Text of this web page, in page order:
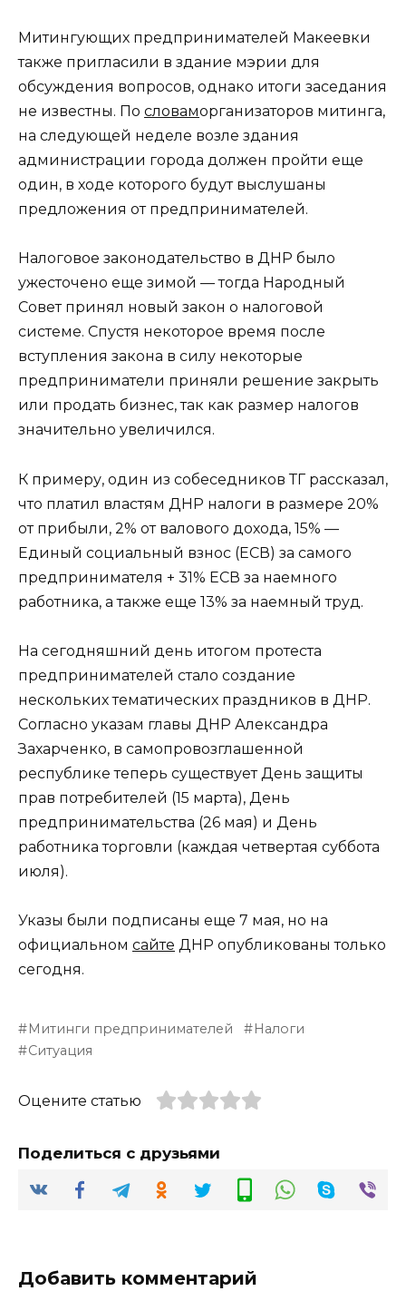
Митингующих предпринимателей Макеевки
также пригласили в здание мэрии для
обсуждения вопросов, однако итоги заседания
не известны. По словаморганизаторов митинга,
на следующей неделе возле здания
администрации города должен пройти еще
один, в ходе которого будут выслушаны
предложения от предпринимателей.
Налоговое законодательство в ДНР было
ужесточено еще зимой — тогда Народный
Совет принял новый закон о налоговой
системе. Спустя некоторое время после
вступления закона в силу некоторые
предприниматели приняли решение закрыть
или продать бизнес, так как размер налогов
значительно увеличился.
К примеру, один из собеседников ТГ рассказал,
что платил властям ДНР налоги в размере 20%
от прибыли, 2% от валового дохода, 15% —
Единый социальный взнос (ЕСВ) за самого
предпринимателя + 31% ЕСВ за наемного
работника, а также еще 13% за наемный труд.
На сегодняшний день итогом протеста
предпринимателей стало создание
нескольких тематических праздников в ДНР.
Согласно указам главы ДНР Александра
Захарченко, в самопровозглашенной
республике теперь существует День защиты
прав потребителей (15 марта), День
предпринимательства (26 мая) и День
работника торговли (каждая четвертая суббота
июля).
Указы были подписаны еще 7 мая, но на
официальном сайте ДНР опубликованы только
сегодня.
Митинги предпринимателей
Налоги
Ситуация
Оцените статью
Поделиться с друзьями
Добавить комментарий